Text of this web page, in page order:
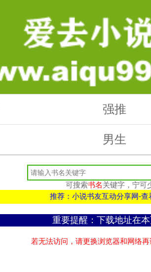
强推
男生
可搜索书名关键字，宁可
推荐：小说书友互动分享网-查
重要提醒：下载地址在
若无法访问，请更换浏览器和网络